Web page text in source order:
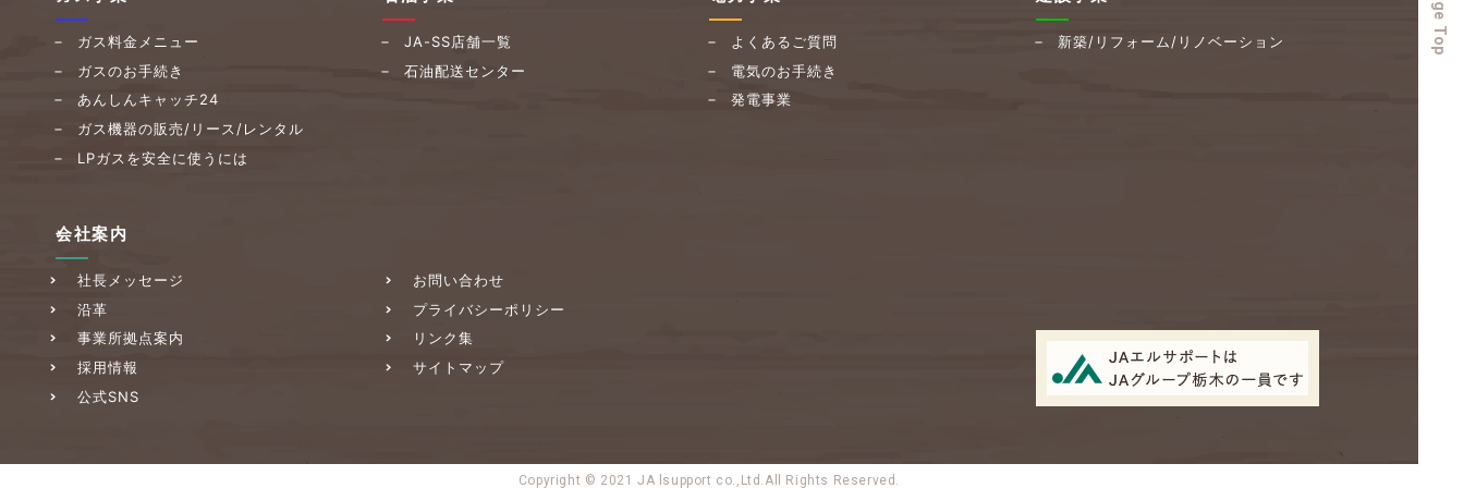
ガス料金メニュー
ガスのお手続き
あんしんキャッチ24
ガス機器の販売/ リース/レンタル
LPガスを安全に使うには
JA-SS店舗一覧
石油配送センター
よくあるご質問
電気のお手続き
発電事業
新築/リフォーム/リノベーション
会社案内
社長メッセージ
沿革
事業所拠点案内
採用情報
公式SNS
お問い合わせ
プライバシーポリシー
リンク集
サイトマップ
Copyright © 2021JA lsupport co.,Ltd.All Rights Reserved.